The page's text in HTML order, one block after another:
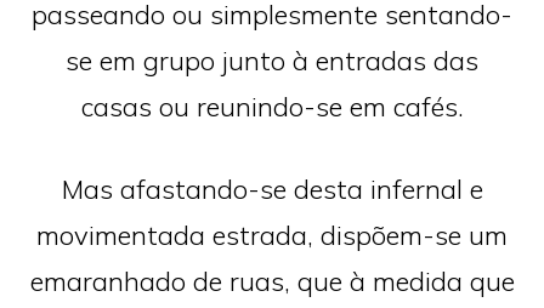
passeando ou simplesmente sentando-
se em grupo junto à entradas das
casas ou reunindo-se em cafés.
Mas afastando-se desta infernal e
movimentada estrada, dispõem-se um
emaranhado de ruas, que à medida que